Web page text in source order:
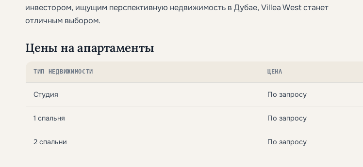
инвестором, ищущим перспективную недвижимость в Дубае, Villea West станет
отличным выбором.
Цены на апартаменты
ТИП НЕДВИЖИМОСТИ ЦЕНА
Студия По запросу
1 спальня По запросу
2 спальни По запросу